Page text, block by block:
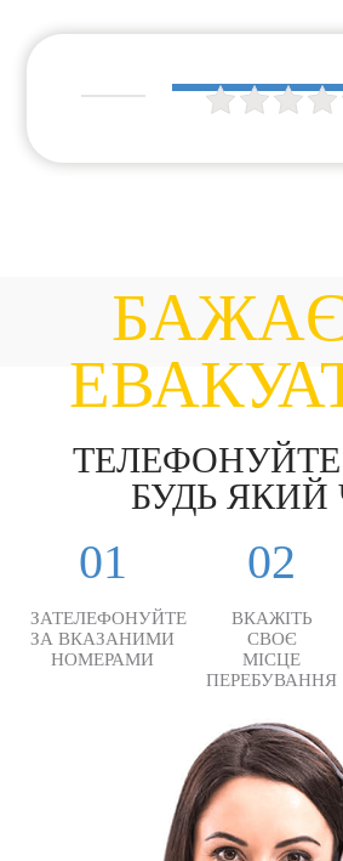
БУДЬ ЯКИЙ
01
ЗАТЕЛЕФОНУЙТЕ
ЗА ВКАЗАНИМИ
НОМЕРАМИ
02
ВКАЖІТЬ
СВОЄ
МІСЦЕ
ПЕРЕБУВАННЯ